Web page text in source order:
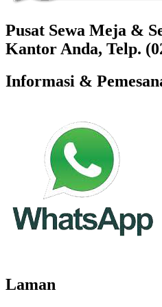
Pusat Sewa Meja &
Kantor Anda, Telp.
Informasi &
Laman